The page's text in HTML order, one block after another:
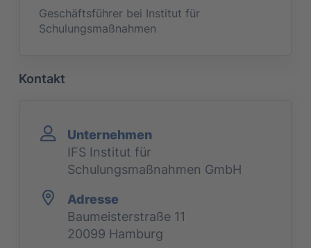
Geschäftsführer bei Institut für
Schulungsmaßnahmen
Kontakt
Unternehmen
IFS Institut für
Schulungsmaßnahmen GmbH
Adresse
Baumeisterstraße 11
20099 Hamburg